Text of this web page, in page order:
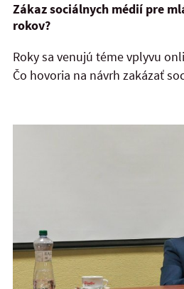
Zákaz sociálnych médií pre
rokov?
Roky sa venujú téme vplyvu
Čo hovoria na návrh zakázať